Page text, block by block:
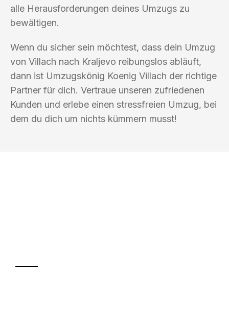
alle Herausforderungen deines Umzugs zu
bewältigen.
Wenn du sicher sein möchtest, dass dein Umzug
von Villach nach Kraljevo reibungslos abläuft,
dann ist Umzugskönig Koenig Villach der richtige
Partner für dich. Vertraue unseren zufriedenen
Kunden und erlebe einen stressfreien Umzug, bei
dem du dich um nichts kümmern musst!